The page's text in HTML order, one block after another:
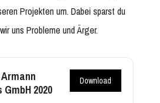
Projekten um. Dabei sparst du
uns Probleme und Ärger.
2020
Download